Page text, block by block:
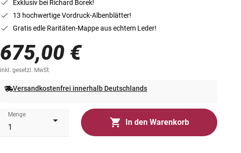
Exklusiv bei Richard Borek!
13 hochwertige Vordruck-Albenblätter!
Gratis edle Raritäten-Mappe aus echtem Leder!
675,00 €
inkl. gesetzl. MwSt.
Versandkostenfrei innerhalb Deutschlands
Menge
In den Warenkorb